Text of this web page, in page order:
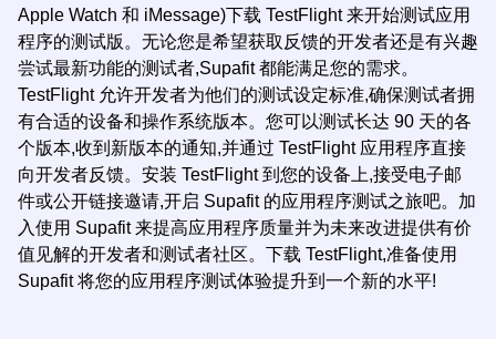
Apple Watch 和 iMessage)下载 TestFlight 来开始测试应用
程序的测试版。无论您是希望获取反馈的开发者还是有兴趣
尝试最新功能的测试者,Supafit 都能满足您的需求。
TestFlight 允许开发者为他们的测试设定标准,确保测试者拥
有合适的设备和操作系统版本。您可以测试长达 90 天的各
个版本,收到新版本的通知,并通过 TestFlight 应用程序直接
向开发者反馈。安装 TestFlight 到您的设备上,接受电子邮
件或公开链接邀请,开启 Supafit 的应用程序测试之旅吧。加
入使用 Supafit 来提高应用程序质量并为未来改进提供有价
值见解的开发者和测试者社区。下载 TestFlight,准备使用
Supafit 将您的应用程序测试体验提升到一个新的水平!